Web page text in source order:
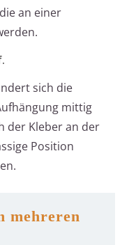
an einer
sich die
mittig
der Kleber an der
Position
mehreren